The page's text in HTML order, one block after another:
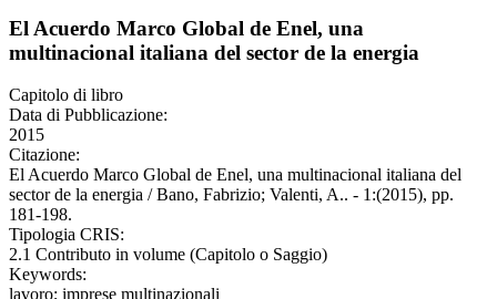
El Acuerdo Marco Global de Enel, una
multinacional italiana del sector de la energia
Capitolo di libro
Data di Pubblicazione:
2015
Citazione:
El Acuerdo Marco Global de Enel, una multinacional italiana del
sector de la energia / Bano, Fabrizio; Valenti, A.. - 1:(2015), pp.
181-198.
Tipologia CRIS:
2.1 Contributo in volume (Capitolo o Saggio)
Keywords:
lavoro; imprese multinazionali